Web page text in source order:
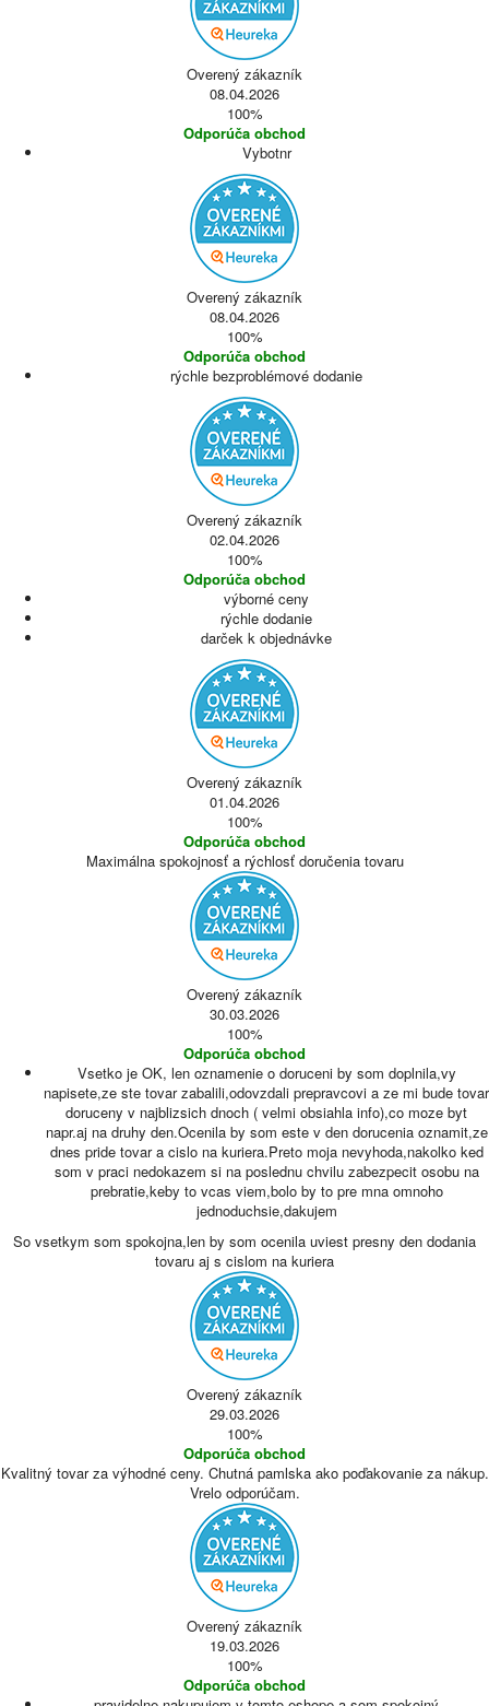
Overený zákazník
08.04.2026
100%
Odporúča obchod
Vybotnr
Overený zákazník
08.04.2026
100%
Odporúča obchod
rýchle bezproblémové dodanie
Overený zákazník
02.04.2026
100%
Odporúča obchod
výborné ceny
rýchle dodanie
darček k objednávke
Overený zákazník
01.04.2026
100%
Odporúča obchod
Maximálna spokojnosť a rýchlosť doručenia tovaru
Overený zákazník
30.03.2026
100%
Odporúča obchod
Vsetko je OK, len oznamenie o doruceni by som doplnila,vy
napisete,ze ste tovar zabalili,odovzdali prepravcovi a ze mi bude tovar
doruceny v najblizsich dnoch ( velmi obsiahla info),co moze byt
napr.aj na druhy den.Ocenila by som este v den dorucenia oznamit,ze
dnes pride tovar a cislo na kuriera.Preto moja nevyhoda,nakolko ked
som v praci nedokazem si na poslednu chvilu zabezpecit osobu na
prebratie,keby to vcas viem,bolo by to pre mna omnoho
jednoduchsie,dakujem
So vsetkym som spokojna,len by som ocenila uviest presny den dodania
tovaru aj s cislom na kuriera
Overený zákazník
29.03.2026
100%
Odporúča obchod
Kvalitný tovar za výhodné ceny. Chutná pamlska ako poďakovanie za nákup.
Vrelo odporúčam.
Overený zákazník
19.03.2026
100%
Odporúča obchod